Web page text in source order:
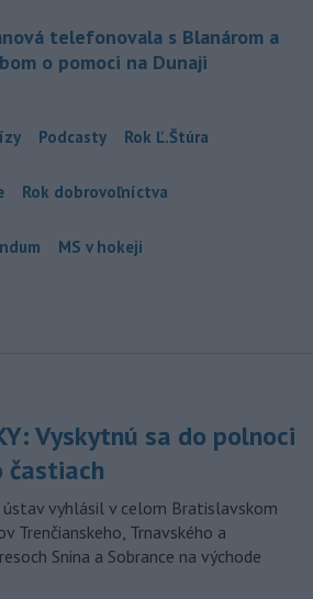
telefonovala s Blanárom a
o pomoci na Dunaji
Podcasty Rok Ľ.Štúra
Rok dobrovoľníctva
MS v hokeji
Vyskytnú sa do polnoci
častiach
ústav vyhlásil v celom Bratislavskom
Trenčianskeho, Trnavského a
Snina a Sobrance na východe